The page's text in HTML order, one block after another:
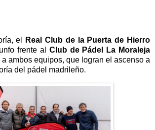
el
Real Club de la Puerta de Hierro
frente al Club de Pádel La Moraleja
ambos equipos, que logran el ascenso a
del pádel madrileño.